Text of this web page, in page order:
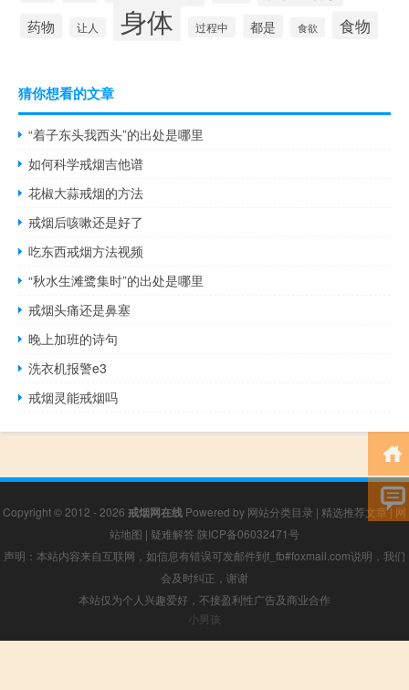
药物 让人 身体 过程中 都是 食欲 食物
猜你想看的文章
“着子东头我西头”的出处是哪里
如何科学戒烟吉他谱
花椒大蒜戒烟的方法
戒烟后咳嗽还是好了
吃东西戒烟方法视频
“秋水生滩鹭集时”的出处是哪里
戒烟头痛还是鼻塞
晚上加班的诗句
洗衣机报警e3
戒烟灵能戒烟吗
Copyright © 2012 - 2026 戒烟网在线 Powered by 网站分类目录 | 精选推荐文章| 网
站地图 | 疑难解答 陕ICP备06032471号
声明：本站内容来自互联网，如信息有错误可发邮件到f_fb#foxmail.com说明，我们
会及时纠正，谢谢
本站仅为个人兴趣爱好，不接盈利性广告及商业合作
小男孩